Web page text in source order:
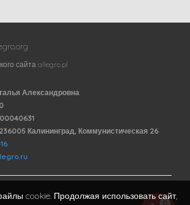
сайта allegro.pl
Александровна
Калининград, Коммунистическая 26
0
cookie. Продолжая использовать сайт,